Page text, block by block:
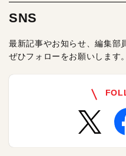
SNS
最新記事やお知らせ、編集部
ぜひフォローをお願いします。